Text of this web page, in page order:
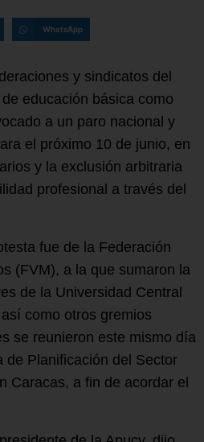
WhatsApp
y sindicatos del
educación básica como
a un paro nacional y
el próximo 10 de junio, en
y la exclusión arbitraria
profesional a través del
fue de la Federación
(FVM), a la que sumaron la
de la Universidad Central
como otros gremios
se reunieron este mismo día
de Planificación del Sector
Caracas, a fin de acordar el